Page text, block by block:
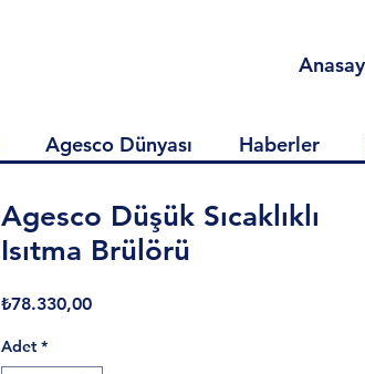
Agesco Dünyası Haberler
Agesco Düşük Sıcaklıklı
Isıtma Brülörü
₺78.330,00Fiyat
Adet *